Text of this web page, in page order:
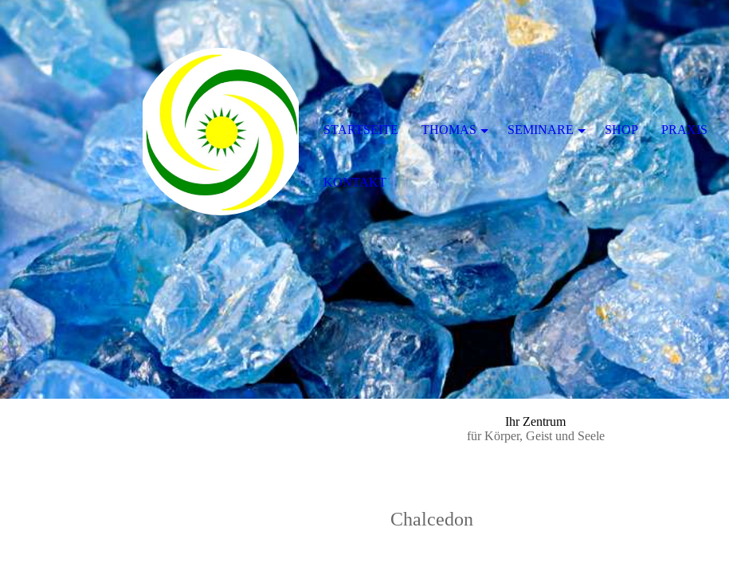
Ihr Zentrum
für Körper, Geist und Seele
Chalcedon
STARTSEITE THOMAS SEMINARE SHOP PRAXIS
KONTAKT